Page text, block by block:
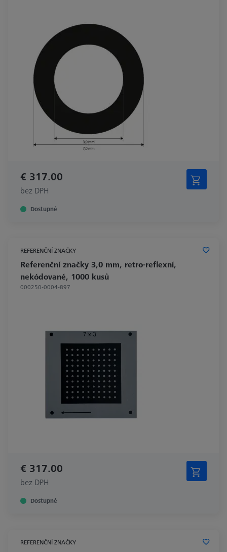
€ 317.00
bez DPH
Dostupné
REFERENČNÍ ZNAČKY
Referenční značky 3,0 mm, retro-reflexní,
nekódované, 1000 kusů
000250-0004-897
€ 317.00
bez DPH
Dostupné
REFERENČNÍ ZNAČKY